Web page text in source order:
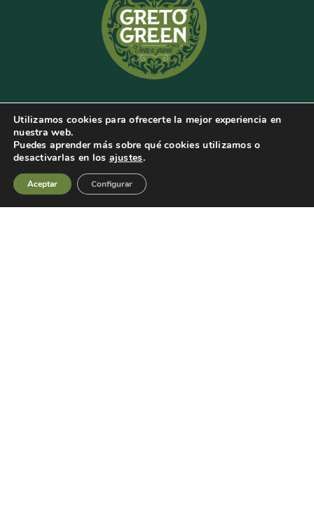
GRETO GREEN
Cosmética e Higiene
Venta a granel
Utilizamos cookies para ofrecerte la mejor experiencia en
nuestra web.
Puedes aprender más sobre qué cookies utilizamos o
desactivarlas en los ajustes.
Aceptar Configurar